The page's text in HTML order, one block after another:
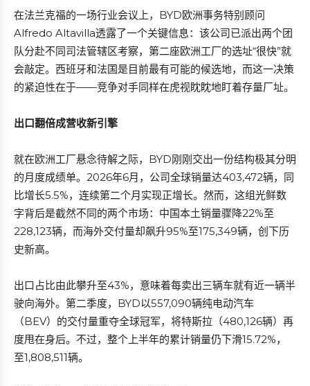
在法兰克福的一场行业会议上，BYD欧洲事务特别顾问
Alfredo Altavilla透露了一个关键信息：该公司已派出两个团
队分赴不同司法管辖区考察，第二座欧洲工厂的选址“很快”就
会敲定。西班牙和法国是目前最有可能的候选地，而这一决策
的紧迫性在于——竞争对手同样在虎视眈眈地盯着存量厂址。
出口翻倍成营收新引擎
就在欧洲工厂悬念待解之际，BYD刚刚交出一份结构极其分明
的月度成绩单。2026年6月，公司全球销量达403,472辆，同
比增长5.5%，连续第二个月实现正增长。然而，这组光鲜数
字背后是截然不同的两个市场：中国本土销量骤降22%至
228,123辆，而海外交付量却飙升95%至175,349辆，创下历
史新高。
出口占比由此攀升至43%，意味着每卖出三辆车就有近一辆半
驶向海外。第二季度，BYD以557,090辆纯电动汽车
（BEV）的交付量重夺全球冠军，将特斯拉（480,126辆）再
度甩在身后。不过，整个上半年的累计销量仍下滑15.72%，
至1,808,511辆。